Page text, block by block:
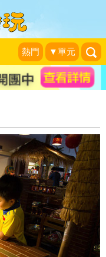
熱門 ▼單元
甘仔糖、自製
圍穀倉